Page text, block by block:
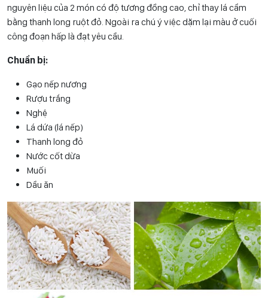
nguyên liệu của 2 món có độ tương đồng cao, chỉ thay lá cẩm
bằng thanh long ruột đỏ. Ngoài ra chú ý việc dặm lại màu ở cuối
công đoạn hấp là đạt yêu cầu.
Chuẩn bị:
Gạo nếp nương
Rượu trắng
Nghệ
Lá dứa (lá nếp)
Thanh long đỏ
Nước cốt dừa
Muối
Dầu ăn